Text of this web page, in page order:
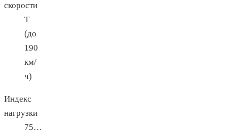
скорости
T
(до
190
км/
ч)
Индекс
нагрузки
75…